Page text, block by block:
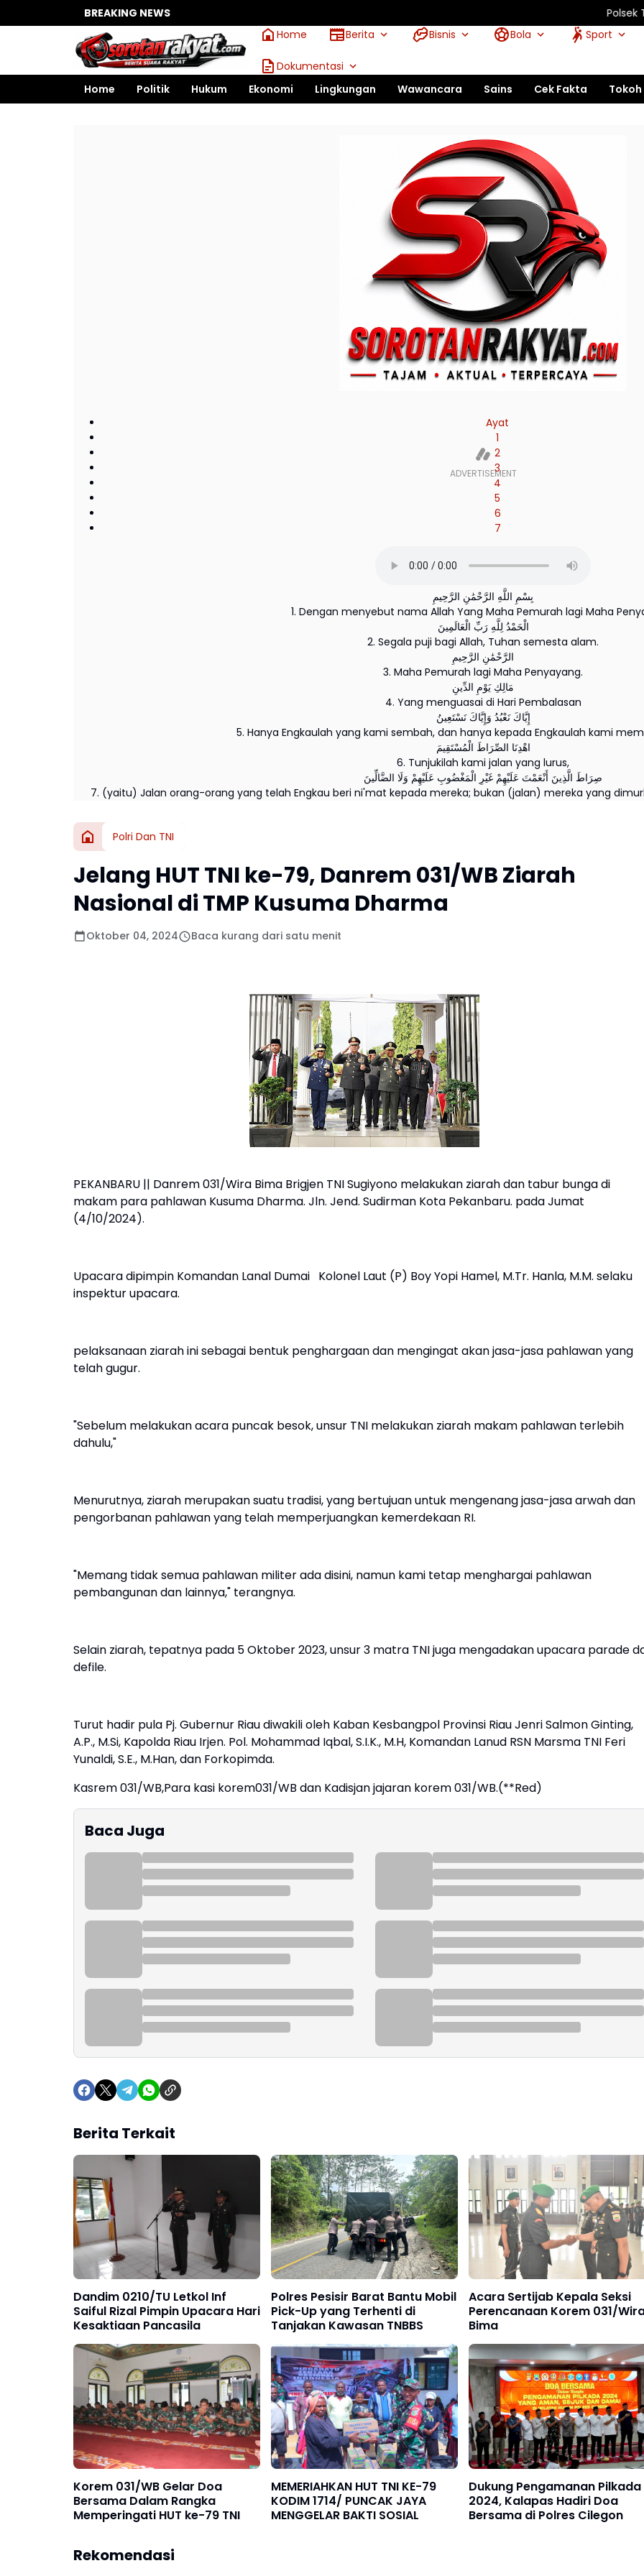
BREAKING NEWS
Polsek
Home
Berita Bisnis Bola Sport
Dokumentasi
Home
Politik Hukum Ekonomi Lingkungan Wawancara Sains Cek Fakta Tokoh
Ayat
1
2
3
4
5
6
7
بِسْمِ اللَّهِ الرَّحْمَٰنِ الرَّحِيمِ
1. Dengan menyebut nama Allah Yang Maha Pemurah lagi Maha
الْحَمْدُ لِلَّهِ رَبِّ الْعَالَمِينَ
2. Segala puji bagi Allah, Tuhan semesta alam.
الرَّحْمَٰنِ الرَّحِيمِ
3. Maha Pemurah lagi Maha Penyayang.
مَالِكِ يَوْمِ الدِّينِ
4. Yang menguasai di Hari Pembalasan
إِيَّاكَ نَعْبُدُ وَإِيَّاكَ نَسْتَعِينُ
5. Hanya Engkaulah yang kami sembah, dan hanya kepada Engkaulah kami
اهْدِنَا الصِّرَاطَ الْمُسْتَقِيمَ
6. Tunjukilah kami jalan yang lurus,
صِرَاطَ الَّذِينَ أَنْعَمْتَ عَلَيْهِمْ غَيْرِ الْمَغْضُوبِ عَلَيْهِمْ وَلَا الضَّالِّينَ
7. (yaitu) Jalan orang-orang yang telah Engkau beri ni'mat kepada mereka; bukan (jalan) mereka yang
Polri Dan TNI
Jelang HUT TNI ke-79, Danrem 031/WB Ziarah
Nasional di TMP Kusuma Dharma
Oktober 04, 2024 Baca kurang dari satu menit
PEKANBARU || Danrem 031/Wira Bima Brigjen TNI Sugiyono melakukan ziarah dan tabur bunga di
makam para pahlawan Kusuma Dharma. Jln. Jend. Sudirman Kota Pekanbaru. pada Jumat
(4/10/2024).
Upacara dipimpin Komandan Lanal Dumai Kolonel Laut (P) Boy Yopi Hamel, M.Tr. Hanla, M.M. selaku
inspektur upacara.
pelaksanaan ziarah ini sebagai bentuk penghargaan dan mengingat akan jasa-jasa pahlawan yang
telah gugur.
"Sebelum melakukan acara puncak besok, unsur TNI melakukan ziarah makam pahlawan terlebih
dahulu,"
Menurutnya, ziarah merupakan suatu tradisi, yang bertujuan untuk mengenang jasa-jasa arwah dan
pengorbanan pahlawan yang telah memperjuangkan kemerdekaan RI.
"Memang tidak semua pahlawan militer ada disini, namun kami tetap menghargai pahlawan
pembangunan dan lainnya," terangnya.
Selain ziarah, tepatnya pada 5 Oktober 2023, unsur 3 matra TNI juga mengadakan upacara parade
defile.
Turut hadir pula Pj. Gubernur Riau diwakili oleh Kaban Kesbangpol Provinsi Riau Jenri Salmon Ginting,
A.P., M.Si, Kapolda Riau Irjen. Pol. Mohammad Iqbal, S.I.K., M.H, Komandan Lanud RSN Marsma TNI Feri
Yunaldi, S.E., M.Han, dan Forkopimda.
Kasrem 031/WB,Para kasi korem031/WB dan Kadisjan jajaran korem 031/WB.(**Red)
Baca Juga
Berita Terkait
Dandim 0210/TU Letkol Inf
Saiful Rizal Pimpin Upacara Hari
Kesaktiaan Pancasila
Polres Pesisir Barat Bantu Mobil
Pick-Up yang Terhenti di
Tanjakan Kawasan TNBBS
Acara Sertijab Kepala Seksi
Perencanaan Korem 031/
Bima
Korem 031/WB Gelar Doa
Bersama Dalam Rangka
Memperingati HUT ke-79 TNI
MEMERIAHKAN HUT TNI KE-79
KODIM 1714/ PUNCAK JAYA
MENGGELAR BAKTI SOSIAL
Dukung Pengamanan Pilkada
2024, Kalapas Hadiri Doa
Bersama di Polres Cilegon
Rekomendasi